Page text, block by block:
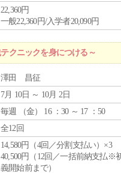
22,360円
一般22,360円/入学者20,090円
クニックを身につける～
澤田 昌征
7月 10日 ～ 10月 2日
毎週 （金） 16 ：30 ～ 17 ：50
全12回
14,580円（4回／分割支払い）×3
40,500円（12回／一括前納支払※
義開始前まで）